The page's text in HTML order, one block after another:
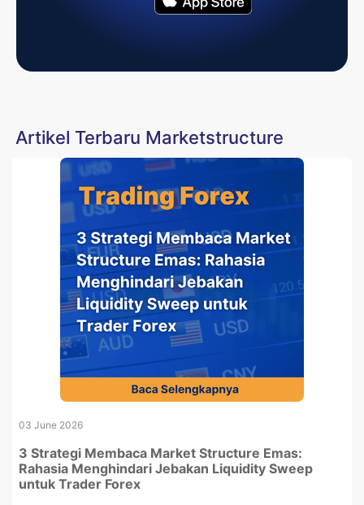
Artikel Terbaru Marketstructure
03 June 2026
3 Strategi Membaca Market Structure Emas:
Rahasia Menghindari Jebakan Liquidity Sweep
untuk Trader Forex